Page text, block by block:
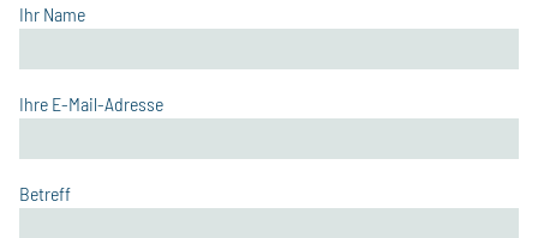
Ihr Name
Ihre E-Mail-Adresse
Betreff